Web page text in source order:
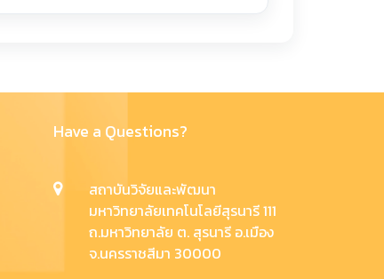
Have a Questions?
สถาบันวิจัยและพัฒนา
มหาวิทยาลัยเทคโนโลยีสุรนารี 111
ถ.มหาวิทยาลัย ต. สุรนารี อ.เมือง
จ.นครราชสีมา 30000